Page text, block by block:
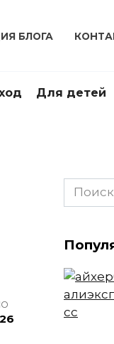
БЛОГА
Для детей
Search
for: